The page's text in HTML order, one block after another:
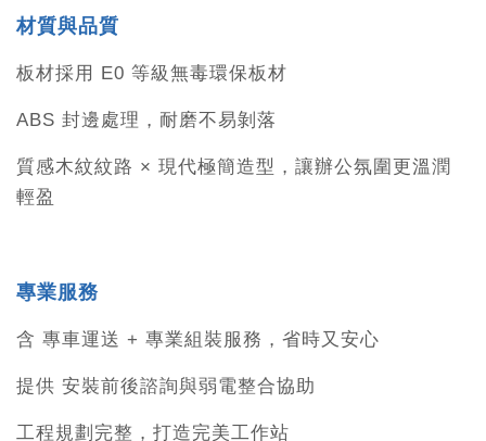
材質與品質
板材採用 E0 等級無毒環保板材
ABS 封邊處理，耐磨不易剝落
質感木紋紋路 × 現代極簡造型，讓辦公氛圍更溫潤
輕盈
專業服務
含 專車運送 + 專業組裝服務，省時又安心
提供 安裝前後諮詢與弱電整合協助
工程規劃完整，打造完美工作站